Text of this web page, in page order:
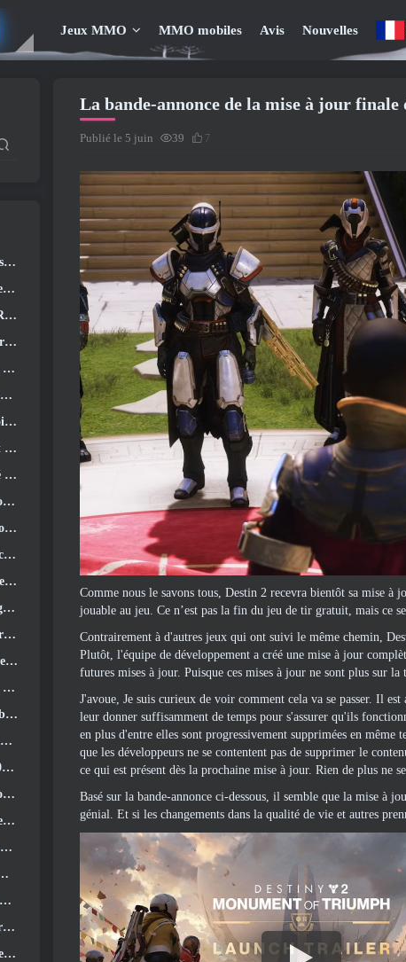
Jeux MMO MMO mobiles Avis Nouvelles
La bande-annonce de la mise à jour
Publié le 5 juin 39 7
Comme nous le savons tous, Destin 2 recevra bientôt sa mise
jouable au jeu. Ce n’est pas la fin du jeu de tir gratuit, mais ce
Contrairement à d'autres jeux qui ont suivi le même chemin,
Plutôt, l'équipe de développement a créé une mise à jour
futures mises à jour. Puisque ces mises à jour ne sont plus sur
J'avoue, Je suis curieux de voir comment cela va se passer. Il
leur donner suffisamment de temps pour s'assurer qu'ils
en plus d'entre elles sont progressivement supprimées en
que les développeurs ne se contentent pas de supprimer le
ce qui est présent dès la prochaine mise à jour. Rien de plus ne
Basé sur la bande-annonce ci-dessous, il semble que la mise à
génial. Et si les changements dans la qualité de vie et autres